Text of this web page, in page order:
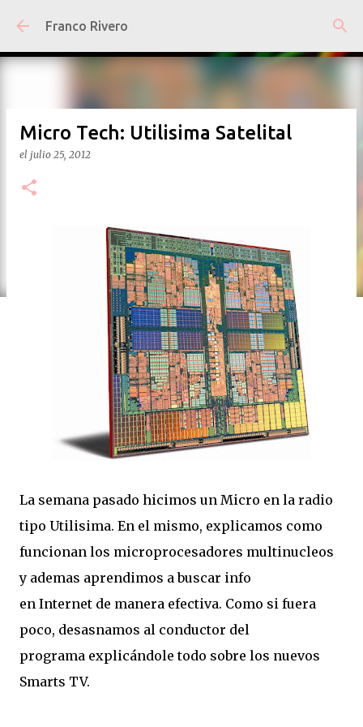
Ir al contenido principal
Franco Rivero
Micro Tech: Utilisima Satelital
el julio 25, 2012
La semana pasado hicimos un Micro en la radio
tipo Utilisima. En el mismo, explicamos como
funcionan los microprocesadores multinucleos
y ademas aprendimos a buscar info
en Internet de manera efectiva. Como si fuera
poco, desasnamos al conductor del
programa explicándole todo sobre los nuevos
Smarts TV.